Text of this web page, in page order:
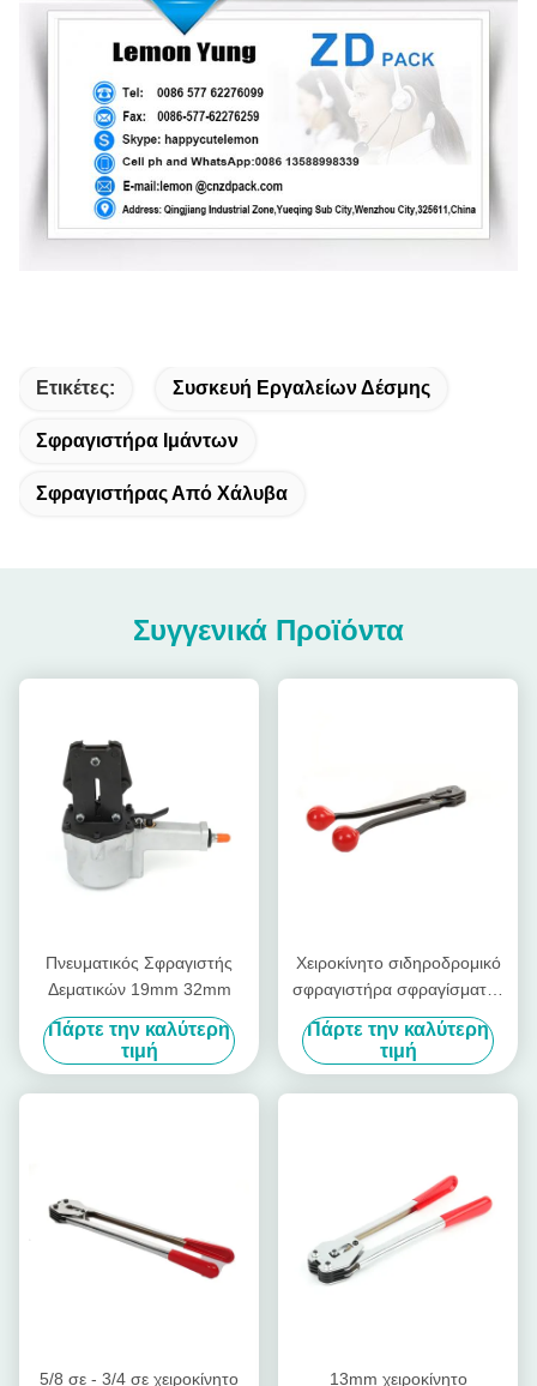
Ετικέτες: Συσκευή Εργαλείων Δέσμης
Σφραγιστήρα Ιμάντων
Σφραγιστήρας Από Χάλυβα
Συγγενικά Προϊόντα
Πνευματικός Σφραγιστής
Δεματικών 19mm 32mm
Πάρτε την καλύτερη
τιμή
Χειροκίνητο σιδηροδρομικό
σφραγιστήρα σφραγίσματος
13mm 16mm 19mm
Πάρτε την καλύτερη
τιμή
5/8 σε - 3/4 σε χειροκίνητο
13mm χειροκίνητο